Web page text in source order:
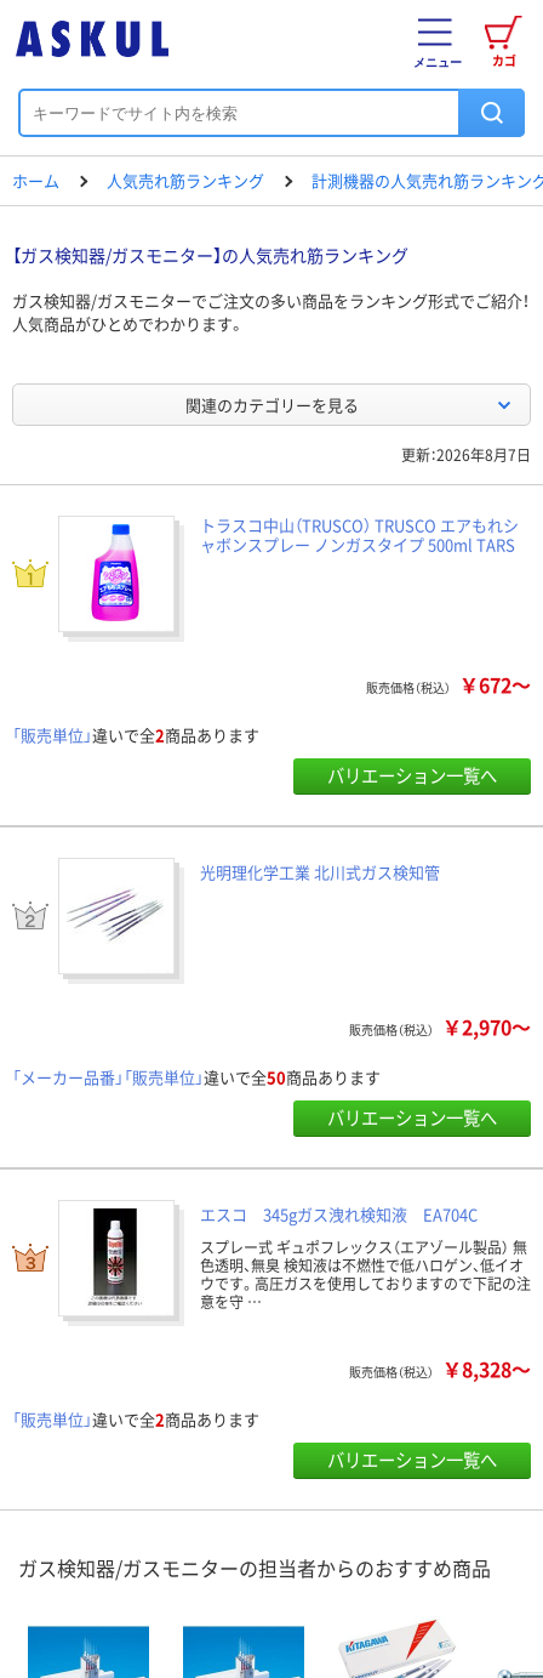
カゴ
メニュー
ホーム 人気売れ筋ランキング 計測機器の人気売れ筋ランキン
【ガス検知器/ガスモニター】の人気売れ筋ランキング
ガス検知器/ガスモニターでご注文の多い商品をランキング形式でご紹介！
人気商品がひとめでわかります。
関連のカテゴリーを見る
更新：2026年8月7日
トラスコ中山（TRUSCO） TRUSCO エアもれシ
ャボンスプレー ノンガスタイプ 500ml TARS
販売価格（税込） ￥672～
「販売単位」違いで全2商品あります
バリエーション一覧へ
光明理化学工業 北川式ガス検知管
販売価格（税込） ￥2,970～
「メーカー品番」「販売単位」違いで全50商品あります
バリエーション一覧へ
エスコ 345gガス洩れ検知液 EA704C
スプレー式 ギュポフレックス（エアゾール製品） 無
色透明、無臭 検知液は不燃性で低ハロゲン、低イオ
ウです。高圧ガスを使用しておりますので下記の注
意を守 …
販売価格（税込） ￥8,328～
「販売単位」違いで全2商品あります
バリエーション一覧へ
ガス検知器/ガスモニターの担当者からのおすすめ商品